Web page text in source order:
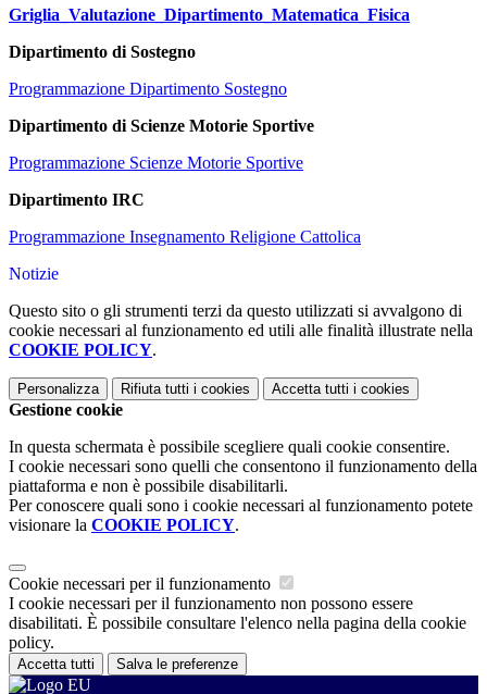
Griglia_Valutazione_Dipartimento_Matematica_Fisica
Dipartimento di Sostegno
Programmazione Dipartimento Sostegno
Dipartimento di Scienze Motorie Sportive
Programmazione Scienze Motorie Sportive
Dipartimento IRC
Programmazione Insegnamento Religione Cattolica
Notizie
Questo sito o gli strumenti terzi da questo utilizzati si avvalgono di
cookie necessari al funzionamento ed utili alle finalità illustrate nella
COOKIE POLICY.
Personalizza Rifiuta tutti i cookies Accetta tutti i cookies
Gestione cookie
In questa schermata è possibile scegliere quali cookie consentire.
I cookie necessari sono quelli che consentono il funzionamento della
piattaforma e non è possibile disabilitarli.
Per conoscere quali sono i cookie necessari al funzionamento potete
visionare la COOKIE POLICY.
Cookie necessari per il funzionamento
I cookie necessari per il funzionamento non possono essere
disabilitati. È possibile consultare l'elenco nella pagina della cookie
policy.
Accetta tutti Salva le preferenze